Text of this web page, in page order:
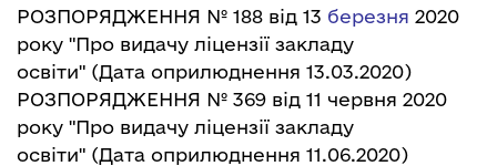
РОЗПОРЯДЖЕННЯ № 188 від 13 березня 2020
року "Про видачу ліцензії закладу
освіти" (Дата оприлюднення 13.03.2020)
РОЗПОРЯДЖЕННЯ № 369 від 11 червня 2020
року "Про видачу ліцензії закладу
освіти" (Дата оприлюднення 11.06.2020)